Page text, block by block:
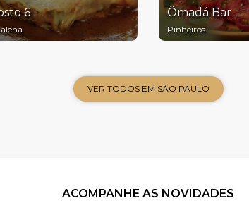
6 Ômadá Bar
Pinheiros
VER TODOS EM SÃO PAULO
ACOMPANHE AS NOVIDADES